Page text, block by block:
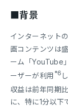
■背景
インターネット
画コンテンツは
ーム「YouTube
ーザーが利用 *6
収益は前年同期
に、特に1分以下